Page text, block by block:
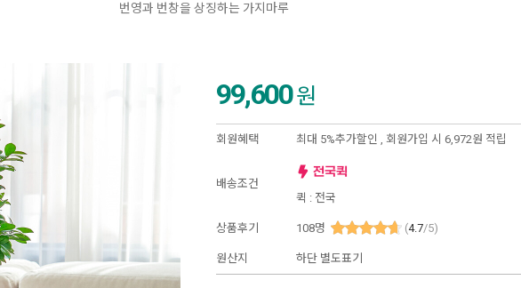
번영과 번창을 상징하는 가지마루
99,600원
회원혜택 최대 5%추가할인 , 회원가입 시 6,972원 적립
배송조건
퀵 : 전국
상품후기 108명 (4.7/5)
원산지 하단 별도표기